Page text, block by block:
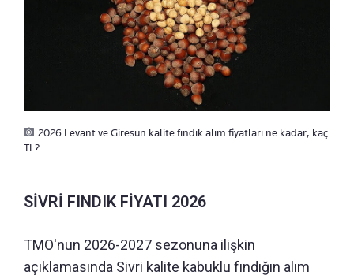
2026 Levant ve Giresun kalite fındık alım fiyatları ne kadar, kaç
TL?
SİVRİ FINDIK FİYATI 2026
TMO'nun 2026-2027 sezonuna ilişkin
açıklamasında Sivri kalite kabuklu fındığın alım